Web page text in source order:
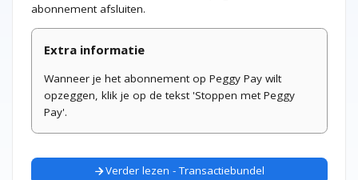
abonnement afsluiten.
Extra informatie
Wanneer je het abonnement op Peggy Pay wilt
opzeggen, klik je op de tekst 'Stoppen met Peggy
Pay'.
arrow_forwardVerder lezen - Transactiebundel